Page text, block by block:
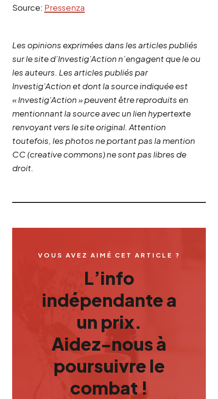
Source: Pressenza
Les opinions exprimées dans les articles publiés
sur le site d’Investig’Action n’engagent que le ou
les auteurs. Les articles publiés par
Investig’Action et dont la source indiquée est
« Investig’Action » peuvent être reproduits en
mentionnant la source avec un lien hypertexte
renvoyant vers le site original. Attention
toutefois, les photos ne portant pas la mention
CC (creative commons) ne sont pas libres de
droit.
VOUS AVEZ AIMÉ CET ARTICLE ?
L’info
indépendante a
un prix.
Aidez-nous à
poursuivre le
combat !